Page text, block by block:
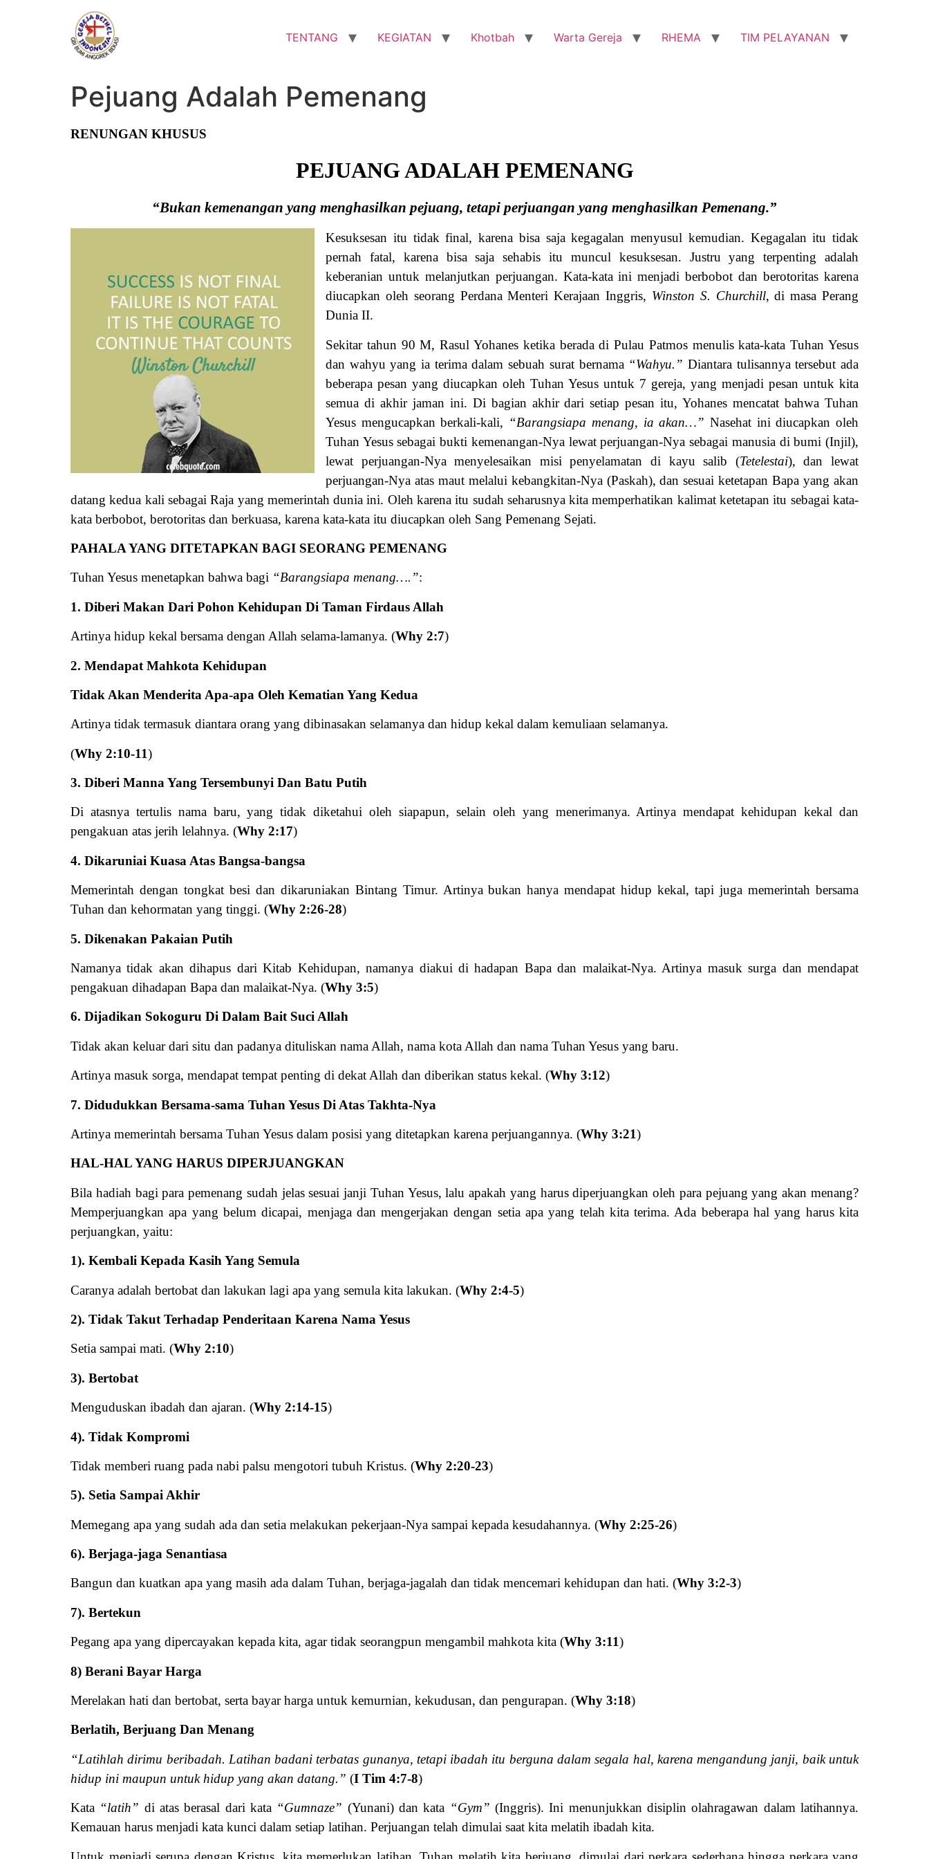
TENTANG KEGIATAN Khotbah Warta Gereja RHEMA TIM PELAYANAN
Pejuang Adalah Pemenang
RENUNGAN KHUSUS
PEJUANG ADALAH PEMENANG
“Bukan kemenangan yang menghasilkan pejuang, tetapi perjuangan yang menghasilkan Pemenang.”
Kesuksesan itu tidak final, karena bisa saja kegagalan menyusul kemudian. Kegagalan itu tidak
pernah fatal, karena bisa saja sehabis itu muncul kesuksesan. Justru yang terpenting adalah
keberanian untuk melanjutkan perjuangan. Kata-kata ini menjadi berbobot dan berotoritas karena
diucapkan oleh seorang Perdana Menteri Kerajaan Inggris, Winston S. Churchill, di masa Perang
Dunia II.
Sekitar tahun 90 M, Rasul Yohanes ketika berada di Pulau Patmos menulis kata-kata Tuhan Yesus
dan wahyu yang ia terima dalam sebuah surat bernama “Wahyu.” Diantara tulisannya tersebut ada
beberapa pesan yang diucapkan oleh Tuhan Yesus untuk 7 gereja, yang menjadi pesan untuk kita
semua di akhir jaman ini. Di bagian akhir dari setiap pesan itu, Yohanes mencatat bahwa Tuhan
Yesus mengucapkan berkali-kali, “Barangsiapa menang, ia akan…” Nasehat ini diucapkan oleh
Tuhan Yesus sebagai bukti kemenangan-Nya lewat perjuangan-Nya sebagai manusia di bumi (Injil),
lewat perjuangan-Nya menyelesaikan misi penyelamatan di kayu salib (Tetelestai), dan lewat
perjuangan-Nya atas maut melalui kebangkitan-Nya (Paskah), dan sesuai ketetapan Bapa yang akan
datang kedua kali sebagai Raja yang memerintah dunia ini. Oleh karena itu sudah seharusnya kita memperhatikan kalimat ketetapan itu sebagai kata-
kata berbobot, berotoritas dan berkuasa, karena kata-kata itu diucapkan oleh Sang Pemenang Sejati.
PAHALA YANG DITETAPKAN BAGI SEORANG PEMENANG
Tuhan Yesus menetapkan bahwa bagi “Barangsiapa menang….”:
1. Diberi Makan Dari Pohon Kehidupan Di Taman Firdaus Allah
Artinya hidup kekal bersama dengan Allah selama-lamanya. (Why 2:7)
2. Mendapat Mahkota Kehidupan
Tidak Akan Menderita Apa-apa Oleh Kematian Yang Kedua
Artinya tidak termasuk diantara orang yang dibinasakan selamanya dan hidup kekal dalam kemuliaan selamanya.
(Why 2:10-11)
3. Diberi Manna Yang Tersembunyi Dan Batu Putih
Di atasnya tertulis nama baru, yang tidak diketahui oleh siapapun, selain oleh yang menerimanya. Artinya mendapat kehidupan kekal dan
pengakuan atas jerih lelahnya. (Why 2:17)
4. Dikaruniai Kuasa Atas Bangsa-bangsa
Memerintah dengan tongkat besi dan dikaruniakan Bintang Timur. Artinya bukan hanya mendapat hidup kekal, tapi juga memerintah bersama
Tuhan dan kehormatan yang tinggi. (Why 2:26-28)
5. Dikenakan Pakaian Putih
Namanya tidak akan dihapus dari Kitab Kehidupan, namanya diakui di hadapan Bapa dan malaikat-Nya. Artinya masuk surga dan mendapat
pengakuan dihadapan Bapa dan malaikat-Nya. (Why 3:5)
6. Dijadikan Sokoguru Di Dalam Bait Suci Allah
Tidak akan keluar dari situ dan padanya dituliskan nama Allah, nama kota Allah dan nama Tuhan Yesus yang baru.
Artinya masuk sorga, mendapat tempat penting di dekat Allah dan diberikan status kekal. (Why 3:12)
7. Didudukkan Bersama-sama Tuhan Yesus Di Atas Takhta-Nya
Artinya memerintah bersama Tuhan Yesus dalam posisi yang ditetapkan karena perjuangannya. (Why 3:21)
HAL-HAL YANG HARUS DIPERJUANGKAN
Bila hadiah bagi para pemenang sudah jelas sesuai janji Tuhan Yesus, lalu apakah yang harus diperjuangkan oleh para pejuang yang akan menang?
Memperjuangkan apa yang belum dicapai, menjaga dan mengerjakan dengan setia apa yang telah kita terima. Ada beberapa hal yang harus kita
perjuangkan, yaitu:
1). Kembali Kepada Kasih Yang Semula
Caranya adalah bertobat dan lakukan lagi apa yang semula kita lakukan. (Why 2:4-5)
2). Tidak Takut Terhadap Penderitaan Karena Nama Yesus
Setia sampai mati. (Why 2:10)
3). Bertobat
Menguduskan ibadah dan ajaran. (Why 2:14-15)
4). Tidak Kompromi
Tidak memberi ruang pada nabi palsu mengotori tubuh Kristus. (Why 2:20-23)
5). Setia Sampai Akhir
Memegang apa yang sudah ada dan setia melakukan pekerjaan-Nya sampai kepada kesudahannya. (Why 2:25-26)
6). Berjaga-jaga Senantiasa
Bangun dan kuatkan apa yang masih ada dalam Tuhan, berjaga-jagalah dan tidak mencemari kehidupan dan hati. (Why 3:2-3)
7). Bertekun
Pegang apa yang dipercayakan kepada kita, agar tidak seorangpun mengambil mahkota kita (Why 3:11)
8) Berani Bayar Harga
Merelakan hati dan bertobat, serta bayar harga untuk kemurnian, kekudusan, dan pengurapan. (Why 3:18)
Berlatih, Berjuang Dan Menang
“Latihlah dirimu beribadah. Latihan badani terbatas gunanya, tetapi ibadah itu berguna dalam segala hal, karena mengandung janji, baik untuk
hidup ini maupun untuk hidup yang akan datang.” (I Tim 4:7-8)
Kata “latih” di atas berasal dari kata “Gumnaze” (Yunani) dan kata “Gym” (Inggris). Ini menunjukkan disiplin olahragawan dalam latihannya.
Kemauan harus menjadi kata kunci dalam setiap latihan. Perjuangan telah dimulai saat kita melatih ibadah kita.